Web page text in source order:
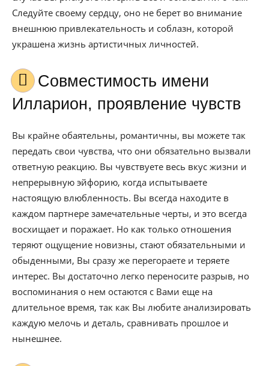
Следуйте своему сердцу, оно не берет во внимание
внешнюю привлекательность и соблазн, которой
украшена жизнь артистичных личностей.
Совместимость имени
Илларион, проявление чувств
Вы крайне обаятельны, романтичны, вы можете так
передать свои чувства, что они обязательно вызвали
ответную реакцию. Вы чувствуете весь вкус жизни и
непрерывную эйфорию, когда испытываете
настоящую влюбленность. Вы всегда находите в
каждом партнере замечательные черты, и это всегда
восхищает и поражает. Но как только отношения
теряют ощущение новизны, стают обязательными и
обыденными, Вы сразу же перегораете и теряете
интерес. Вы достаточно легко переносите разрыв, но
воспоминания о нем остаются с Вами еще на
длительное время, так как Вы любите анализировать
каждую мелочь и деталь, сравнивать прошлое и
нынешнее.